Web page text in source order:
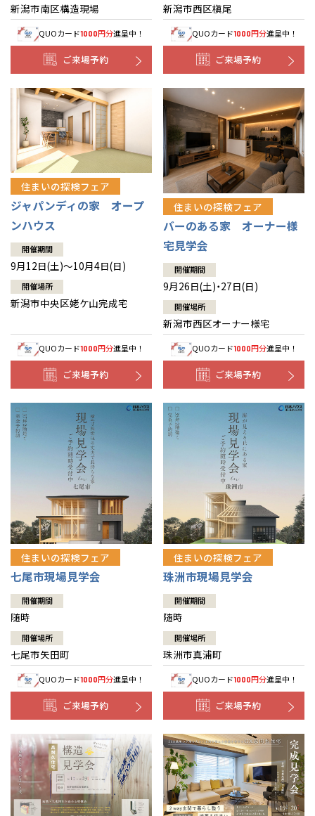
新潟市南区構造現場
QUOカード1000円分進呈中！
ご来場予約
新潟市西区槇尾
QUOカード1000円分進呈中！
ご来場予約
住まいの探検フェア
ジャパンディの家 オープ
ンハウス
開催期間
9月12日(土)～10月4日(日)
開催場所
新潟市中央区姥ケ山完成宅
QUOカード1000円分進呈中！
ご来場予約
住まいの探検フェア
バーのある家 オーナー様
宅見学会
開催期間
9月26日(土)・27日(日)
開催場所
新潟市西区オーナー様宅
QUOカード1000円分進呈中！
ご来場予約
住まいの探検フェア
七尾市現場見学会
開催期間
随時
開催場所
七尾市矢田町
QUOカード1000円分進呈中！
ご来場予約
住まいの探検フェア
珠洲市現場見学会
開催期間
随時
開催場所
珠洲市真浦町
QUOカード1000円分進呈中！
ご来場予約